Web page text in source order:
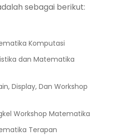
sebagai berikut:
Komputasi
dan Matematika
Display, Dan Workshop
Workshop Matematika
Terapan